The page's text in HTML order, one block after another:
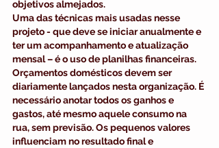
objetivos almejados.
Uma das técnicas mais usadas nesse
projeto - que deve se iniciar anualmente e
ter um acompanhamento e atualização
mensal – é o uso de planilhas financeiras.
Orçamentos domésticos devem ser
diariamente lançados nesta organização. É
necessário anotar todos os ganhos e
gastos, até mesmo aquele consumo na
rua, sem previsão. Os pequenos valores
influenciam no resultado final e